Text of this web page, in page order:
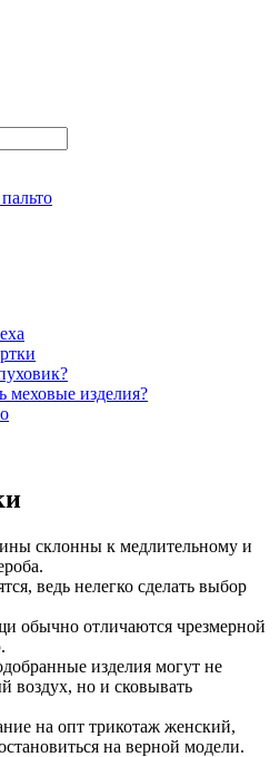
меховые изделия?
склонны к медлительному и
ведь нелегко сделать выбор
обычно отличаются чрезмерной
изделия могут не
воздух, но и сковывать
на опт трикотаж женский,
на верной модели.